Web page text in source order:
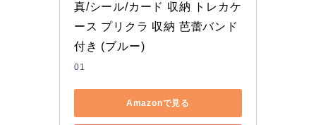
真/シール/カード 収納 トレカケ
ース プリクラ 収納 芭蕾バンド
付き (ブルー)
01
Amazonで見る